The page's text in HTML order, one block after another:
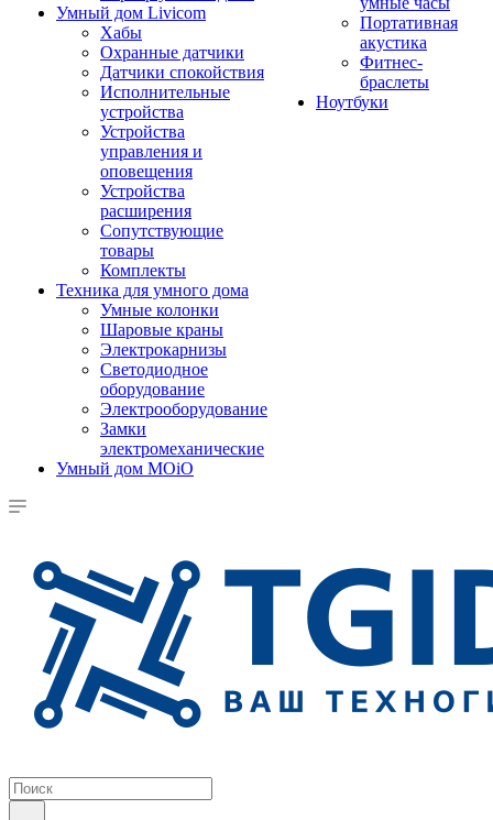
Умный дом Livicom
Хабы
Охранные датчики
Датчики спокойствия
Исполнительные
устройства
Устройства
управления и
оповещения
Устройства
расширения
Сопутствующие
товары
Комплекты
Техника для умного дома
Умные колонки
Шаровые краны
Электрокарнизы
Светодиодное
оборудование
Электрооборудование
Замки
электромеханические
Умный дом MOiO
Портативная
акустика
Фитнес-
браслеты
Ноутбуки